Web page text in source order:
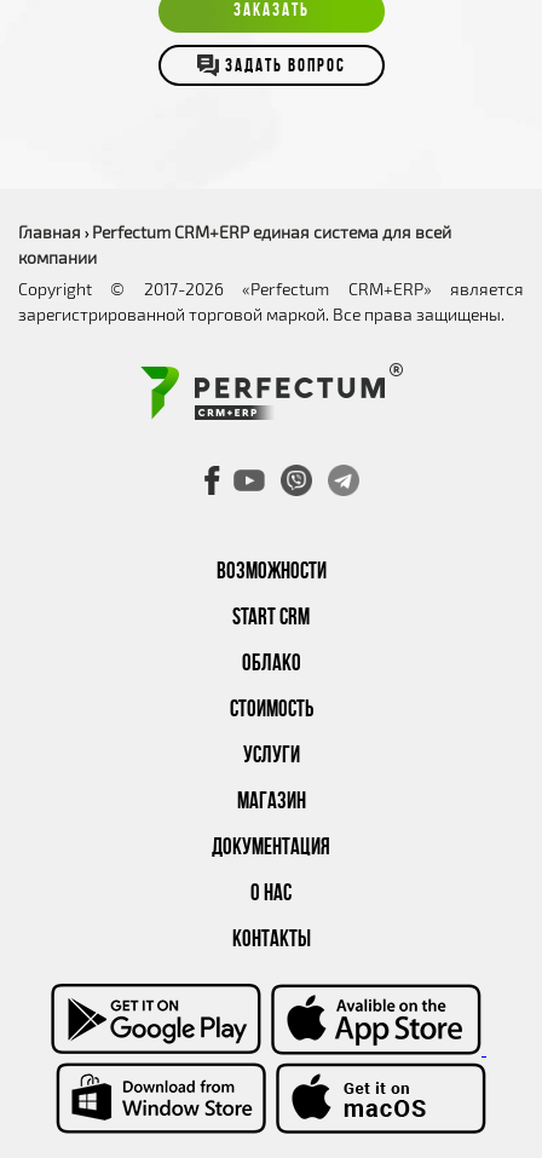
ЗАКАЗАТЬ
ЗАДАТЬ ВОПРОС
ВОЗМОЖНОСТИ
START CRM
ОБЛАКО
СТОИМОСТЬ
УСЛУГИ
МАГАЗИН
ДОКУМЕНТАЦИЯ
О НАС
КОНТАКТЫ
Главная › Perfectum CRM+ERP единая система для всей
компании
Copyright © 2017-2026 «Perfectum CRM+ERP» является
зарегистрированной торговой маркой. Все права защищены.